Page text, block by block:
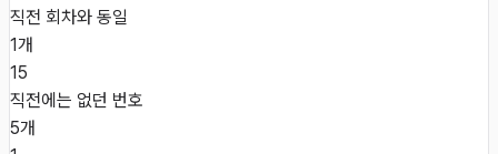
직전 회차와 동일
1개
15
직전에는 없던 번호
5개